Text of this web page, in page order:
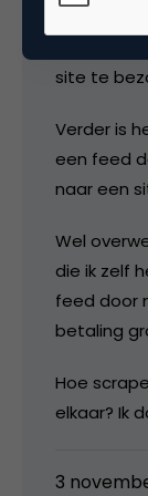
site te
Verder is
een feed
naar een
Wel
die ik zelf
feed door
betaling
Hoe
elkaar? Ik
3